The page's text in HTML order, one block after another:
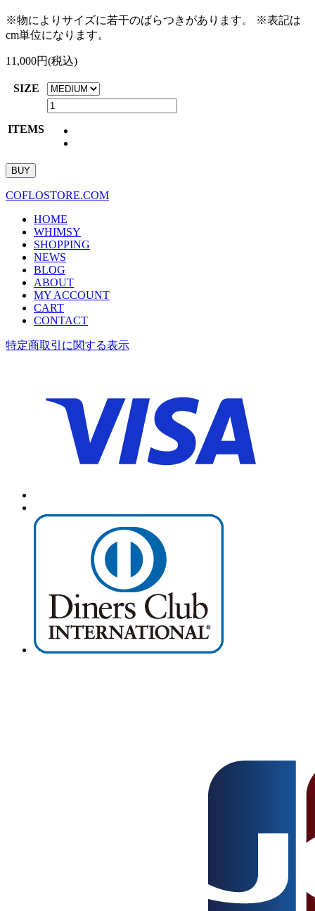
※物によりサイズに若干のばらつきがあります。
※表記は
cm単位になります。
11,000円(税込)
SIZE
ITEMS
COFLOSTORE.COM
HOME
WHIMSY
SHOPPING
NEWS
BLOG
ABOUT
MY ACCOUNT
CART
CONTACT
特定商取引に関する表示